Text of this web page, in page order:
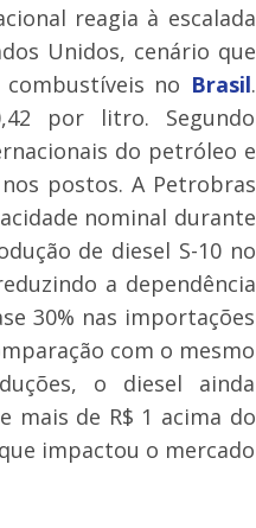
reagia à escalada
Unidos, cenário que
no Brasil.
por litro. Segundo
do petróleo e
postos. A Petrobras
nominal durante
de diesel S-10 no
a dependência
30% nas importações
com o mesmo
o diesel ainda
mais de R$ 1 acima do
impactou o mercado